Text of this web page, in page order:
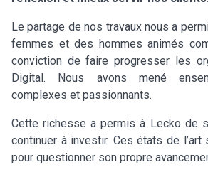
Le partage de nos travaux nous a
femmes et des hommes animés
conviction de faire progresser les
Digital. Nous avons mené
complexes et passionnants.
Cette richesse a permis à Lecko de
continuer à investir. Ces états de
pour questionner son propre